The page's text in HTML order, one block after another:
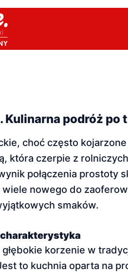
Kulinarna podróż po
choć często
która czerpie z
połączenia prostoty
nowego do
smaków.
korzenie w
to kuchnia oparta na